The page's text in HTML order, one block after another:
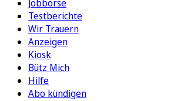
Jobbörse
Testberichte
Wir Trauern
Anzeigen
Kiosk
Bütz Mich
Hilfe
Abo kündigen